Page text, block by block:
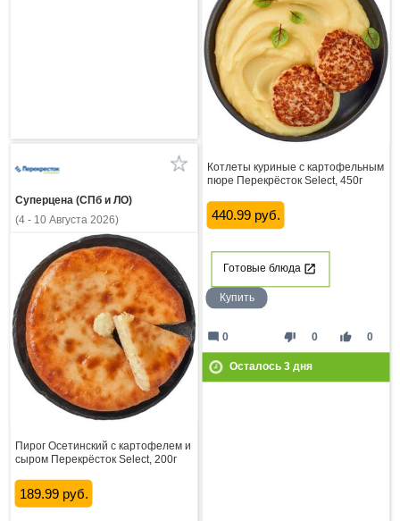
Котлеты куриные с картофельным
пюре Перекрёсток Select, 450г
440.99 руб.
Готовые блюда
Купить
thumb_down 0 thumb_up 0
mode_comment 0
Осталось 3дня
Суперцена (СПб и ЛО)
(4 - 10 Августа 2026)
Пирог Осетинский с картофелем и
сыром Перекрёсток Select, 200г
189.99 руб.